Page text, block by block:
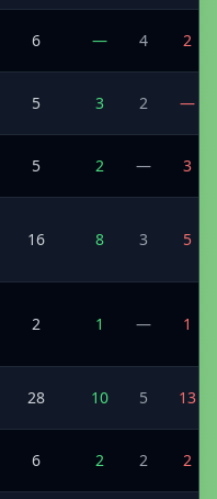
6 — 4 2
5 3 2 —
5 2 — 3
16 8 3 5
2 1 — 1
28 10 5 13
6 2 2 2